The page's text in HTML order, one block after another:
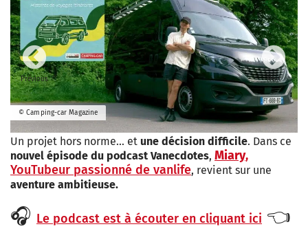
Previous
© Camping-car Magazine
Next
Un projet hors norme… et une décision difficile. Dans ce
nouvel épisode du podcast Vanecdotes, Miary,
YouTubeur passionné de vanlife, revient sur une
aventure ambitieuse.
🎧 Le podcast est à écouter en cliquant ici 👈